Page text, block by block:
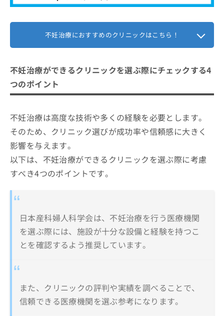
不妊治療におすすめのクリニックはこちら！
不妊治療ができるクリニックを選ぶ際にチェックする4
つのポイント
不妊治療は高度な技術や多くの経験を必要とします。
そのため、クリニック選びが成功率や信頼感に大きく
影響を与えます。
以下は、不妊治療ができるクリニックを選ぶ際に考慮
すべき4つのポイントです。
日本産科婦人科学会は、不妊治療を行う医療機関
を選ぶ際には、施設が十分な設備と経験を持つこ
とを確認するよう推奨しています。
また、クリニックの評判や実績を調べることで、
信頼できる医療機関を選ぶ参考になります。